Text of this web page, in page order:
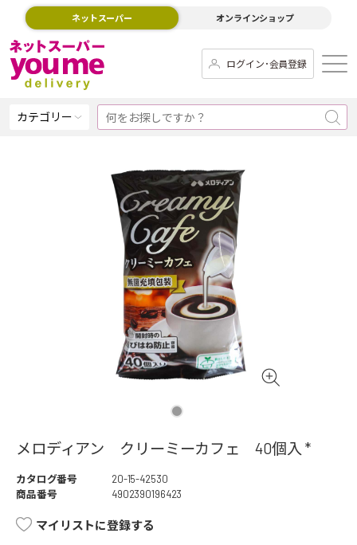
ネットスーパー オンラインショップ
ログイン･会員登録
カテゴリー
メロディアン クリーミーカフェ 40個入 *
カタログ番号
20-15-42530
商品番号
4902390196423
マイリストに登録する